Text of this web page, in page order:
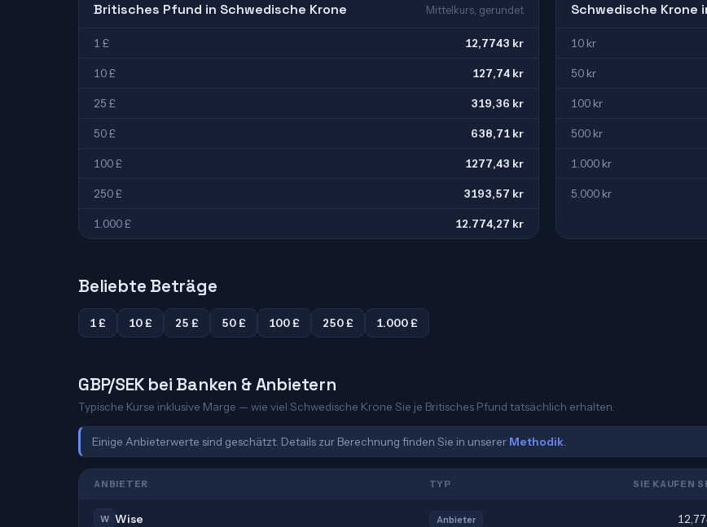
Britisches Pfund in Schwedische Krone Mittelkurs, gerundet
1 £ 12,7743 kr
10 £ 127,74 kr
25 £ 319,36 kr
50 £ 638,71 kr
100 £ 1277,43 kr
250 £ 3193,57 kr
1.000 £ 12.774,27 kr
Schwedische Krone
10 kr
50 kr
100 kr
500 kr
1.000 kr
5.000 kr
Beliebte Beträge
1 £ 10 £ 25 £ 50 £ 100 £ 250 £ 1.000 £
GBP/SEK bei Banken & Anbietern
Typische Kurse inklusive Marge — wie viel Schwedische Krone Sie je Britisches Pfund tatsächlich erhalten.
Einige Anbieterwerte sind geschätzt. Details zur Berechnung finden Sie in unserer Methodik
ANBIETER TYP SIE KAUFEN
W Wise Anbieter